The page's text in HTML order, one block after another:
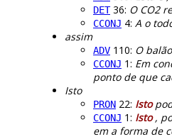
DET36: O CO2
CCONJ 4: A o
assim
ADV 110: O
CCONJ 1: Em
ponto de que
Isto
PRON 22: Isto
CCONJ 1: Isto,
em a forma de